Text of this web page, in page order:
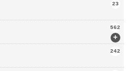
23
+
562
242